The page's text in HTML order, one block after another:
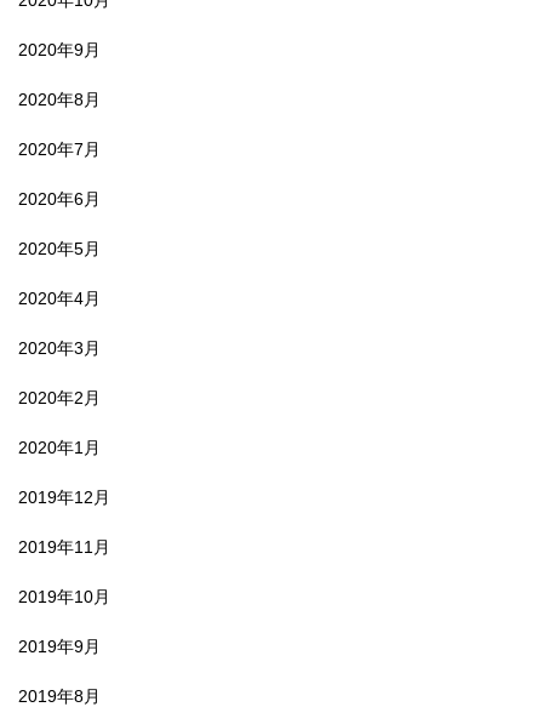
2020年9月
2020年8月
2020年7月
2020年6月
2020年5月
2020年4月
2020年3月
2020年2月
2020年1月
2019年12月
2019年11月
2019年10月
2019年9月
2019年8月